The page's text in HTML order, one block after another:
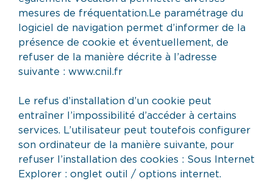
mesures de fréquentation.Le paramétrage du
logiciel de navigation permet d’informer de la
présence de cookie et éventuellement, de
refuser de la manière décrite à l’adresse
suivante : www.cnil.fr
Le refus d’installation d’un cookie peut
entraîner l’impossibilité d’accéder à certains
services. L’utilisateur peut toutefois configurer
son ordinateur de la manière suivante, pour
refuser l’installation des cookies : Sous Internet
Explorer : onglet outil / options internet.